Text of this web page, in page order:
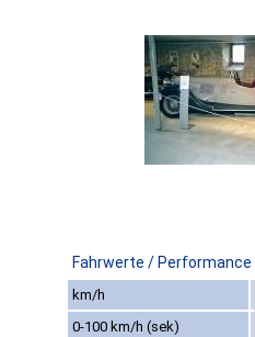
Fahrwerte / Performance
km/h
0-100 km/h (sek)